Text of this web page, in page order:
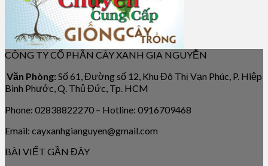
CÔNG TY CỔ PHẦN CÂY XANH GIA NGUYỄN
Văn Phòng: Số 61, Đường số 12, Khu Đô Thị Vạn Phúc, P. Hiệp
Bình Phước, Q. Thủ Đức, Tp. HCM
Phone: 02838822270 – Hotline: 0916709468
Email: cayxanhgianguyen@gmail.com
BÀI VIẾT GẦN ĐÂY